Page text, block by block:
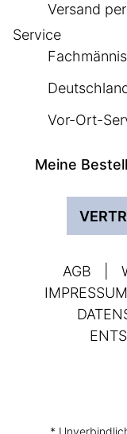
Versand
Service
Vor-Ort-
Meine
AGB
IMPRESSUM